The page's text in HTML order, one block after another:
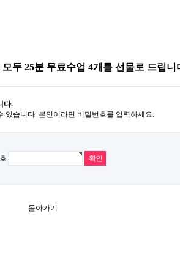
두 25분 무료수업 4개를 선물로 드립니
다.
있습니다. 본인이라면 비밀번호를 입력하세요.
돌아가기